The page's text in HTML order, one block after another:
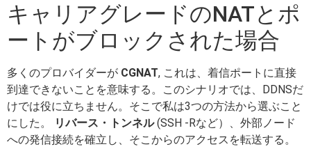
キャリアグレードのNATとポ
ートがブロックされた場合
多くのプロバイダーが CGNAT, これは、着信ポートに直接
到達できないことを意味する。このシナリオでは、DDNSだ
けでは役に立ちません。そこで私は3つの方法から選ぶこと
にした。
リバース・トンネル(SSH -Rなど）、外部ノード
への発信接続を確立し、そこからのアクセスを転送する。